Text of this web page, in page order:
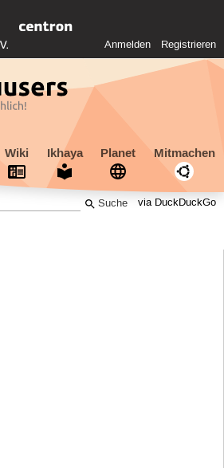
Anmelden Registrieren
Wiki Ikhaya Planet Mitmachen
via DuckDuckGo